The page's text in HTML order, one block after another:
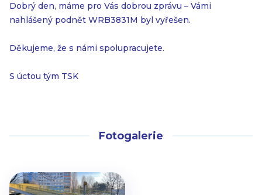
Dobrý den, máme pro Vás dobrou zprávu – Vámi
nahlášený podnět WRB3831M byl vyřešen.
Děkujeme, že s námi spolupracujete.
S úctou tým TSK
Fotogalerie